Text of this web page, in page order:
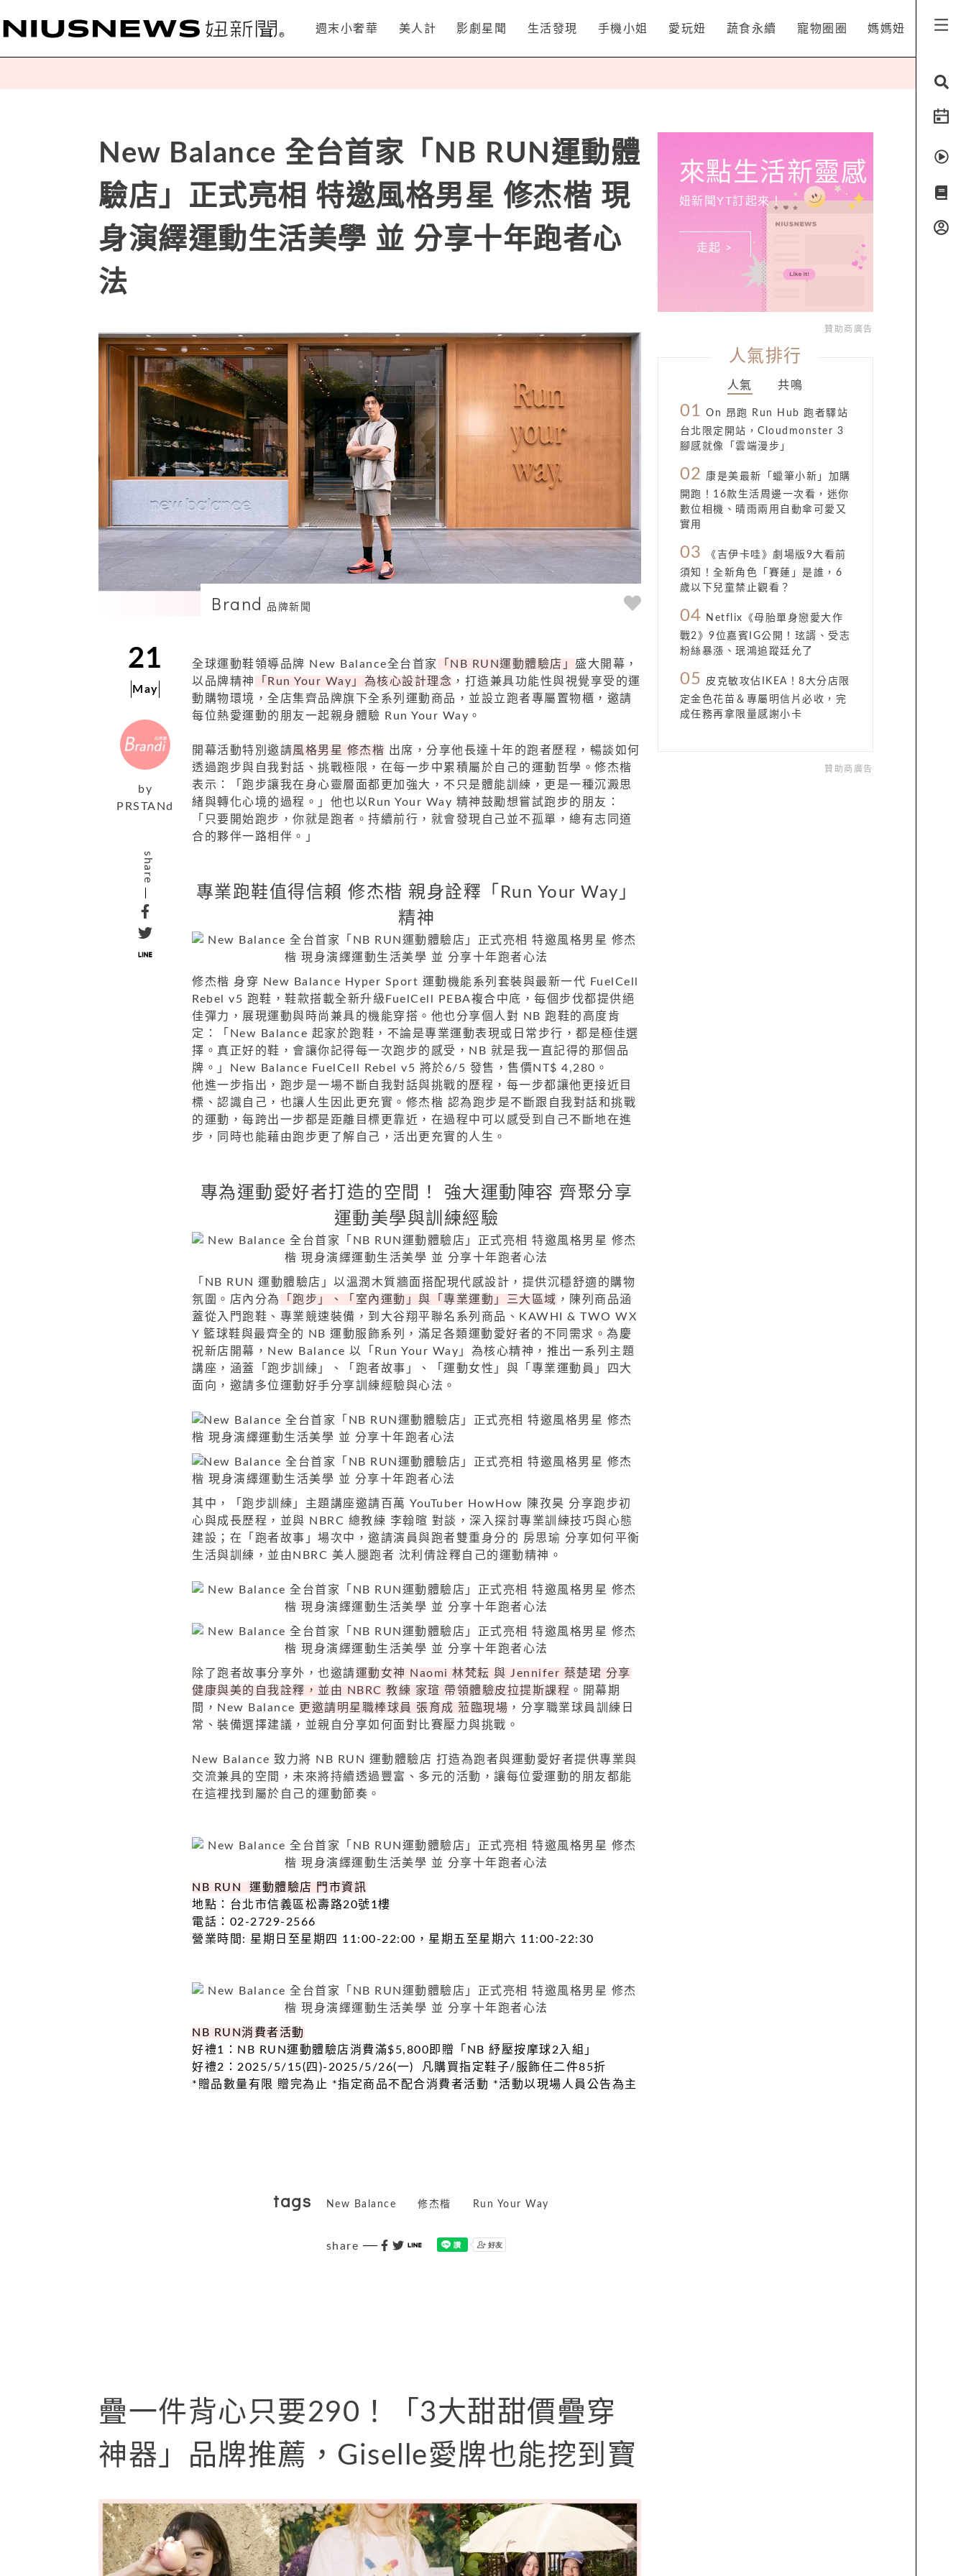
週末小奢華 美人計 影劇星聞 生活發現 手機小姐 愛玩妞 蔬食永續 寵物圈圈 媽媽妞
New Balance 全台首家「NB RUN運動體
驗店」正式亮相 特邀風格男星 修杰楷 現
身演繹運動生活美學 並 分享十年跑者心
法
Brand 品牌新聞
21
May
by
PRSTANd
share
全球運動鞋領導品牌 New Balance全台首家 「NB RUN運動體驗店」 盛大開幕，
以品牌精神
「Run Your Way」為核心設計理念 ，打造兼具功能性與視覺享受的運
動購物環境，全店集齊品牌旗下全系列運動商品，並設立跑者專屬置物櫃，邀請
每位熱愛運動的朋友一起親身體驗 Run Your Way。
開幕活動特別邀請風格男星 修杰楷 出席，分享他長達十年的跑者歷程，暢談如何
透過跑步與自我對話、挑戰極限，在每一步中累積屬於自己的運動哲學。修杰楷
表示：「跑步讓我在身心靈層面都更加強大，不只是體能訓練，更是一種沉澱思
緒與轉化心境的過程。」他也以Run Your Way 精神鼓勵想嘗試跑步的朋友：
「只要開始跑步，你就是跑者。持續前行，就會發現自己並不孤單，總有志同道
合的夥伴一路相伴。」
專業跑鞋值得信賴 修杰楷 親身詮釋「Run Your Way」
精神
修杰楷 身穿 New Balance Hyper Sport 運動機能系列套裝與最新一代 FuelCell
Rebel v5 跑鞋，鞋款搭載全新升級FuelCell PEBA複合中底，每個步伐都提供絕
佳彈力，展現運動與時尚兼具的機能穿搭。他也分享個人對 NB 跑鞋的高度肯
定：「New Balance 起家於跑鞋，不論是專業運動表現或日常步行，都是極佳選
擇。真正好的鞋，會讓你記得每一次跑步的感受，NB 就是我一直記得的那個品
牌。」New Balance FuelCell Rebel v5 將於6/5 發售，售價NT$ 4,280。
他進一步指出，跑步是一場不斷自我對話與挑戰的歷程，每一步都讓他更接近目
標、認識自己，也讓人生因此更充實。修杰楷 認為跑步是不斷跟自我對話和挑戰
的運動，每跨出一步都是距離目標更靠近，在過程中可以感受到自己不斷地在進
步，同時也能藉由跑步更了解自己，活出更充實的人生。
專為運動愛好者打造的空間！ 強大運動陣容 齊聚分享
運動美學與訓練經驗
「NB RUN 運動體驗店」以溫潤木質牆面搭配現代感設計，提供沉穩舒適的購物
氛圍。店內分為
「跑步」、「室內運動」與「專業運動」三大區域 ，陳列商品涵
蓋從入門跑鞋、專業競速裝備，到大谷翔平聯名系列商品、KAWHI & TWO WX
Y 籃球鞋與最齊全的 NB 運動服飾系列，滿足各類運動愛好者的不同需求。為慶
祝新店開幕，New Balance 以「Run Your Way」為核心精神，推出一系列主題
講座，涵蓋「跑步訓練」、「跑者故事」、「運動女性」與「專業運動員」四大
面向，邀請多位運動好手分享訓練經驗與心法。
其中，「跑步訓練」主題講座邀請百萬 YouTuber HowHow 陳孜昊 分享跑步初
心與成長歷程，並與 NBRC 總教練 李翰暄 對談，深入探討專業訓練技巧與心態
建設；在「跑者故事」場次中，邀請演員與跑者雙重身分的 房思瑜 分享如何平衡
生活與訓練，並由NBRC 美人腿跑者 沈利倩詮釋自己的運動精神。
除了跑者故事分享外，也邀請運動女神 Naomi 林梵耘 與 Jennifer 蔡楚珺 分享
健康與美的自我詮釋，並由 NBRC 教練 家瑄 帶領體驗皮拉提斯課程 。開幕期
間，New Balance 更邀請明星職棒球員 張育成 蒞臨現場 ，分享職業球員訓練日
常、裝備選擇建議，並親自分享如何面對比賽壓力與挑戰。
New Balance 致力將 NB RUN 運動體驗店 打造為跑者與運動愛好者提供專業與
交流兼具的空間，未來將持續透過豐富、多元的活動，讓每位愛運動的朋友都能
在這裡找到屬於自己的運動節奏。
NB RUN 運動體驗店 門市資訊
地點：台北市信義區松壽路20號1樓
電話：02-2729-2566
營業時間: 星期日至星期四 11:00-22:00，星期五至星期六 11:00-22:30
NB RUN消費者活動
好禮1：NB RUN運動體驗店消費滿$5,800即贈「NB 紓壓按摩球2入組」
好禮2：2025/5/15(四)-2025/5/26(一) 凡購買指定鞋子/服飾任二件85折
*贈品數量有限 贈完為止 *指定商品不配合消費者活動 *活動以現場人員公告為主
tags New Balance 修杰楷 Run Your Way
share
疊一件背心只要290！「3大甜甜價疊穿
神器」品牌推薦，Giselle愛牌也能挖到寶
來點生活新靈感
妞新聞YT訂起來！
走起 >
贊助商廣告
人氣排行
人氣 共鳴
01 On 昂跑 Run Hub 跑者驛站
台北限定開站，Cloudmonster 3
腳感就像「雲端漫步」
02
康是美最新「蠟筆小新」加購
開跑！16款生活周邊一次看，迷你
數位相機、晴雨兩用自動傘可愛又
實用
03
《吉伊卡哇》劇場版9大看前
須知！全新角色「賽蓮」是誰，6
歲以下兒童禁止觀看？
04
Netflix《母胎單身戀愛大作
戰2》9位嘉賓IG公開！玹諝、受志
粉絲暴漲、珉鴻追蹤廷允了
05
皮克敏攻佔IKEA！8大分店限
定金色花苗＆專屬明信片必收，完
成任務再拿限量感謝小卡
贊助商廣告